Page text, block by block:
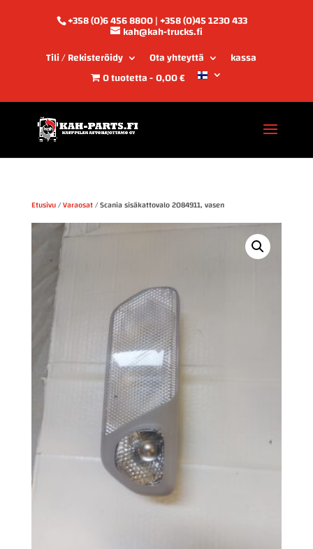
+358 (0)6 456 8800 | +358 (0)45 1230 433
kah@kah-trucks.fi
Tili / Rekisteröidy
Ota yhteyttä
kassa
0 tuotetta 0,00 €
Etusivu/Varaosat/ Scania sisäkattovalo 2084911, vasen